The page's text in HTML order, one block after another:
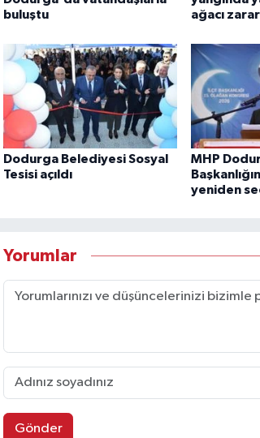
buluştu
ağacı
Dodurga Belediyesi Sosyal
Tesisi açıldı
MHP
yeniden
Yorumlar
Gönder